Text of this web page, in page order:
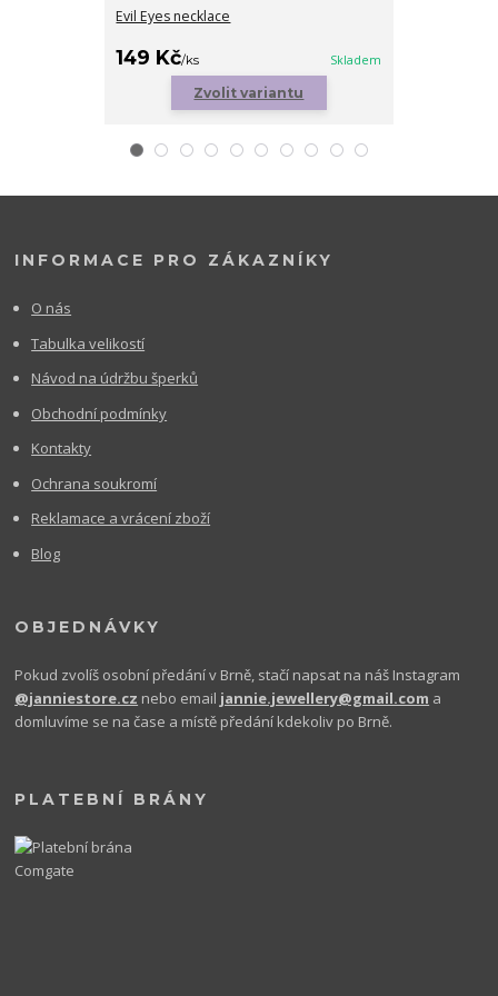
Evil Eyes necklace
149 Kč/ks Skladem
Zvolit variantu
INFORMACE PRO ZÁKAZNÍKY
O nás
Tabulka velikostí
Návod na údržbu šperků
Obchodní podmínky
Kontakty
Ochrana soukromí
Reklamace a vrácení zboží
Blog
OBJEDNÁVKY
Pokud zvolíš osobní předání v Brně, stačí napsat na náš Instagram
@janniestore.cz nebo email jannie.jewellery@gmail.com a
domluvíme se na čase a místě předání kdekoliv po Brně.
PLATEBNÍ BRÁNY